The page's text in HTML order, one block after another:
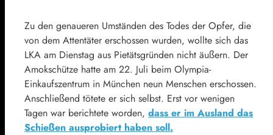
Zu den genaueren Umständen des Todes der Opfer, die
von dem Attentäter erschossen wurden, wollte sich das
LKA am Dienstag aus Pietätsgründen nicht äußern. Der
Amokschütze hatte am 22. Juli beim Olympia-
Einkaufszentrum in München neun Menschen erschossen.
Anschließend tötete er sich selbst. Erst vor wenigen
Tagen war berichtete worden, dass er im Ausland das
Schießen ausprobiert haben soll.